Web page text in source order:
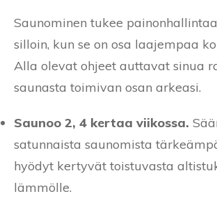
Saunominen tukee
silloin, kun se on osa laajempaa
Alla olevat ohjeet auttavat sinua
saunasta toimivan osan arkeasi.
Saunoo 2, 4 kertaa viikossa.
satunnaista saunomista
hyödyt kertyvät toistuvasta
lämmölle.